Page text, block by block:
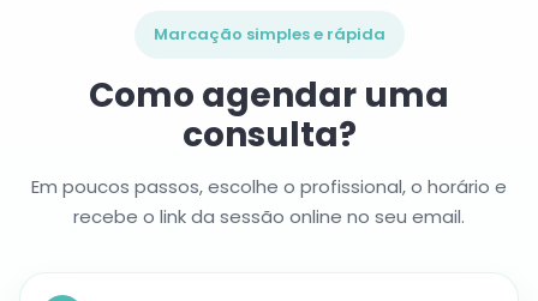
Marcação simples e rápida
Como agendar uma
consulta?
Em poucos passos, escolhe o profissional, o horário e
recebe o link da sessão online no seu email.